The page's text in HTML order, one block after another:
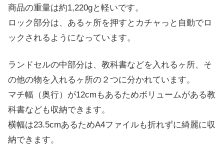
商品の重量は約1,220gと軽いです。
ロック部分は、あるヶ所を押すとカチャっと自動でロ
ックされるようになっています。
ランドセルの中部分は、教科書などを入れるヶ所、そ
の他の物を入れるヶ所の２つに分かれています。
マチ幅（奥行）が12cmもあるためボリュームがある教
科書なども収納できます。
横幅は23.5cmあるためA4ファイルも折れずに綺麗に収
納できます。